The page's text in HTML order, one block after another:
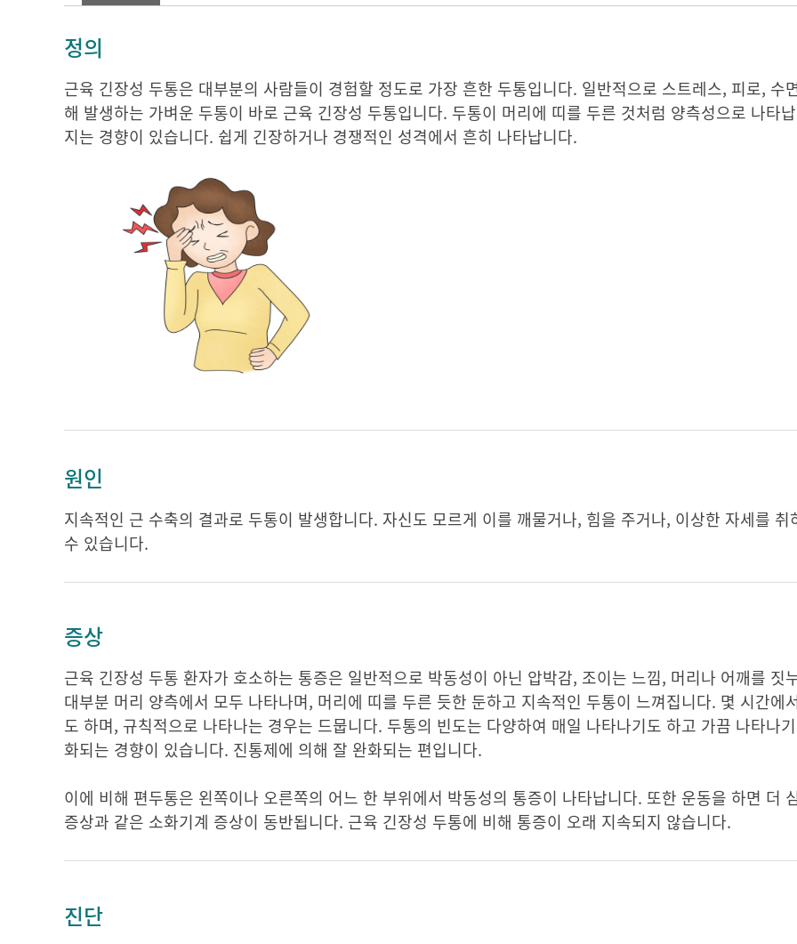
정의
근육 긴장성 두통은 대부분의 사람들이 경험할 정도로 가장 흔한 두통입니다. 일반적으로 스트레스, 피로, 수
해 발생하는 가벼운 두통이 바로 근육 긴장성 두통입니다. 두통이 머리에 띠를 두른 것처럼 양측성으로 나타
지는 경향이 있습니다. 쉽게 긴장하거나 경쟁적인 성격에서 흔히 나타납니다.
원인
지속적인 근 수축의 결과로 두통이 발생합니다. 자신도 모르게 이를 깨물거나, 힘을 주거나, 이상한 자세를 취
수 있습니다.
증상
근육 긴장성 두통 환자가 호소하는 통증은 일반적으로 박동성이 아닌 압박감, 조이는 느낌, 머리나 어깨를 짓
대부분 머리 양측에서 모두 나타나며, 머리에 띠를 두른 듯한 둔하고 지속적인 두통이 느껴집니다. 몇 시간에
도 하며, 규칙적으로 나타나는 경우는 드뭅니다. 두통의 빈도는 다양하여 매일 나타나기도 하고 가끔 나타나
화되는 경향이 있습니다. 진통제에 의해 잘 완화되는 편입니다.
이에 비해 편두통은 왼쪽이나 오른쪽의 어느 한 부위에서 박동성의 통증이 나타납니다. 또한 운동을 하면 더
증상과 같은 소화기계 증상이 동반됩니다. 근육 긴장성 두통에 비해 통증이 오래 지속되지 않습니다.
진단